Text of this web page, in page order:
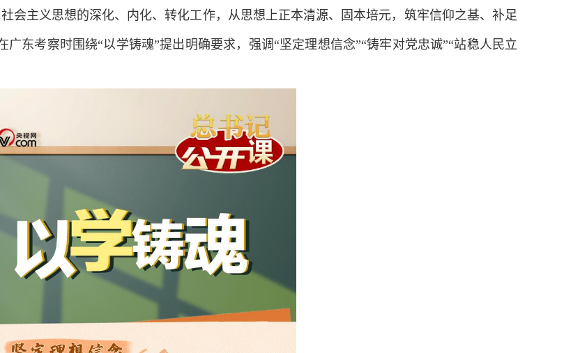
主义思想的深化、内化、转化工作，从思想上正本清源、固本培元，筑牢信仰之基、补足
东考察时围绕“以学铸魂”提出明确要求，强调“坚定理想信念”“铸牢对党忠诚”“站稳人民立